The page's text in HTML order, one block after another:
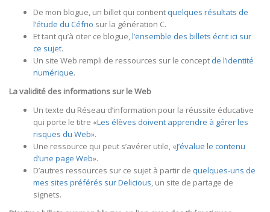
De mon blogue, un billet qui contient quelques résultats de
l’étude du Céfrio sur la génération C.
Et tant qu’à citer ce blogue,l’ensemble des billets écrit ici sur
ce sujet.
Un site Web rempli de ressources sur le concept de l’identité
numérique.
La validité des informations sur le Web
Un texte du Réseau d’information pour la réussite éducative
qui porte le titre «Les élèves doivent apprendre à gérer les
risques du Web».
Une ressource qui peut s’avérer utile, «J’évalue le contenu
d’une page Web».
D’autres ressources sur ce sujet à partir de quelques-uns de
mes sites préférés sur Delicious, un site de partage de
signets.